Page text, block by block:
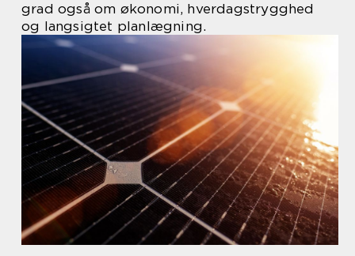
grad også om økonomi, hverdagstrygghed
og langsigtet planlægning.